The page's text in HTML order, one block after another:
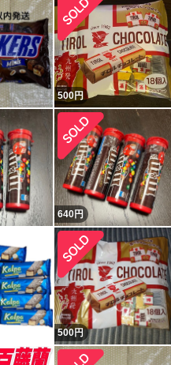
500円
640円
500円